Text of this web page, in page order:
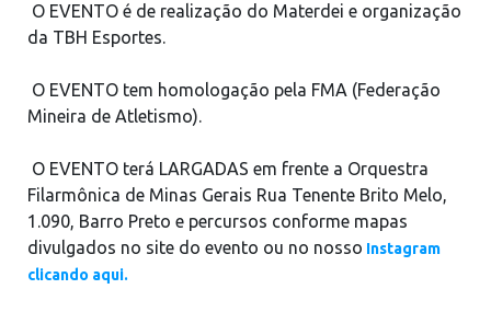
O EVENTO é de realização do Materdei e organização
da TBH Esportes.
O EVENTO tem homologação pela FMA (Federação
Mineira de Atletismo).
O EVENTO terá LARGADAS em frente a Orquestra
Filarmônica de Minas Gerais Rua Tenente Brito Melo,
1.090, Barro Preto e percursos conforme mapas
divulgados no site do evento ou no nosso Instagram
clicando aqui.